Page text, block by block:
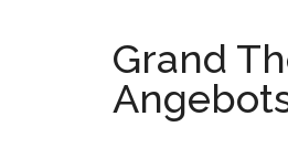
im
GTA-
Stil
Grand